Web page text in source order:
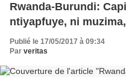
Rwanda-Burundi:
ntiyapfuye, ni
Publié le 17/05/2017 à 09:34
Par veritas